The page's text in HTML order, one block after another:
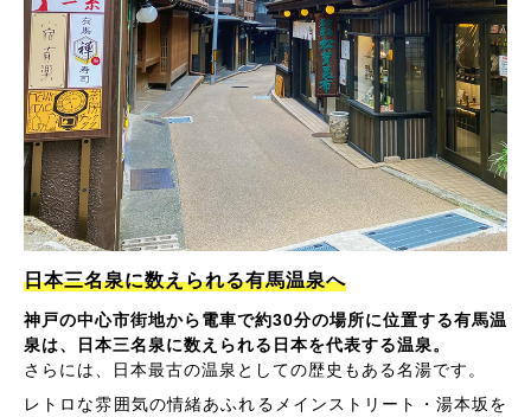
日本三名泉に数えられる有馬温泉へ
神戸の中心市街地から電車で約30分の場所に位置する有馬温
泉は、日本三名泉に数えられる日本を代表する温泉。
さらには、日本最古の温泉としての歴史もある名湯です。
レトロな雰囲気の情緒あふれるメインストリート・湯本坂を